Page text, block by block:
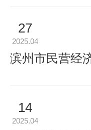
27
2025.04
滨州市民营经济
14
2025.04